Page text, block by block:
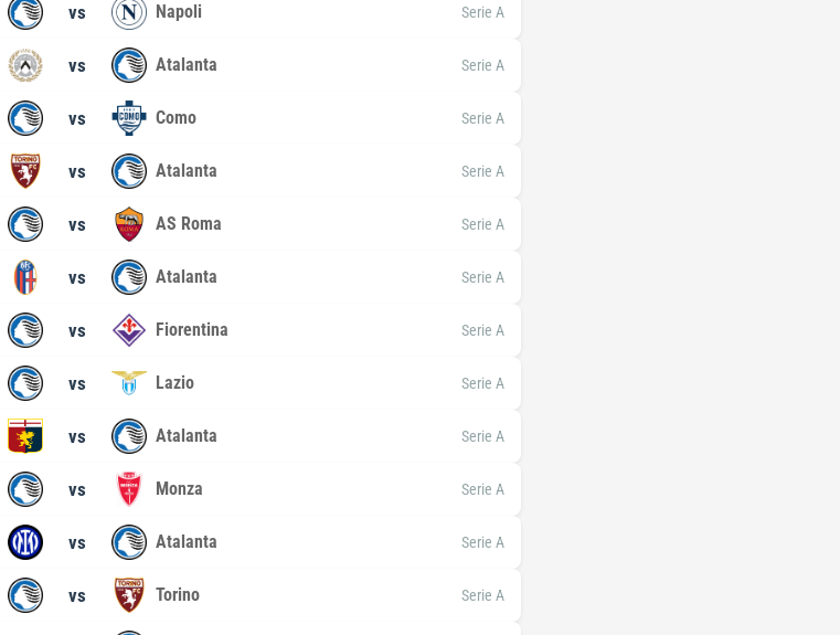
vs Napoli Serie A
vs Atalanta Serie A
vs Como Serie A
vs Atalanta Serie A
vs AS Roma Serie A
vs Atalanta Serie A
vs Fiorentina Serie A
vs Lazio Serie A
vs Atalanta Serie A
vs Monza Serie A
vs Atalanta Serie A
vs Torino Serie A